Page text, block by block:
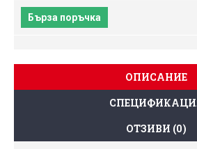
Бърза поръчка
ОПИСАНИЕ
ОТЗИВИ (0)